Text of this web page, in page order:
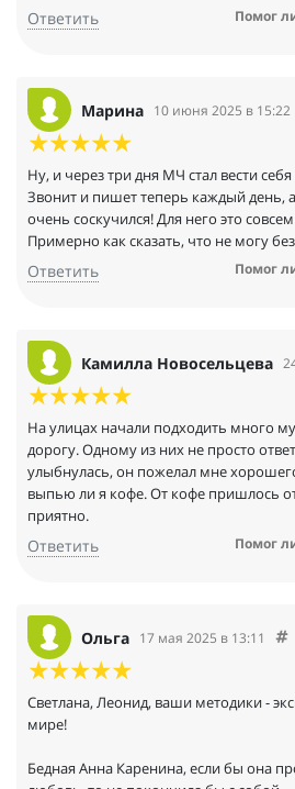
Ответить Помог
Марина 10 июня 2025 в 15:22
Ну, и через три дня МЧ стал вести
Звонит и пишет теперь каждый день, а
очень соскучился! Для него это
Примерно как сказать, что не могу
Ответить Помог
Камилла Новосельцева
На улицах начали подходить много
дорогу. Одному из них не просто
улыбнулась, он пожелал мне
выпью ли я кофе. От кофе пришлось
приятно.
Ответить Помог
Ольга 17 мая 2025 в 13:11
Светлана, Леонид, ваши методики -
мире!
Бедная Анна Каренина, если бы она